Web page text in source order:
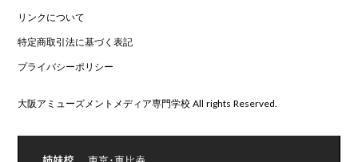
リンクについて
特定商取引法に基づく表記
プライバシーポリシー
大阪アミューズメントメディア専門学校 All rights Reserved.